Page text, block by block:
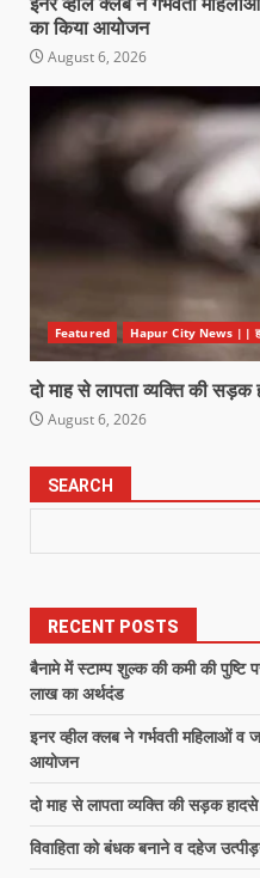
का किया आयोजन
August 6, 2026
Featured Hapur City News ||
दो माह से लापता व्यक्ति की सड़क
August 6, 2026
SEARCH
RECENT POSTS
बैनामे में स्टाम्प शुल्क की कमी की
लाख का अर्थदंड
इनर व्हील क्लब ने गर्भवती महिलाओं व
आयोजन
दो माह से लापता व्यक्ति की सड़क
विवाहिता को बंधक बनाने व दहेज